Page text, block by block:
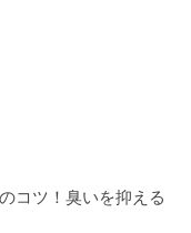
コツ！臭いを抑える